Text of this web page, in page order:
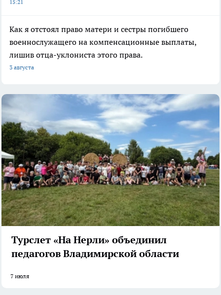
15:21
Как я отстоял право матери и сестры погибшего
военнослужащего на компенсационные выплаты,
лишив отца-уклониста этого права.
3 августа
Турслет «На Нерли» объединил
педагогов Владимирской области
7 июля